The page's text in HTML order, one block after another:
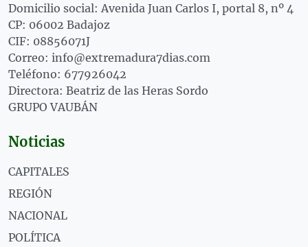
Domicilio social: Avenida Juan Carlos I, portal 8, nº 4
CP: 06002 Badajoz
CIF: 08856071J
Correo: info@extremadura7dias.com
Teléfono: 677926042
Directora: Beatriz de las Heras Sordo
GRUPO VAUBÁN
Noticias
CAPITALES
REGIÓN
NACIONAL
POLÍTICA